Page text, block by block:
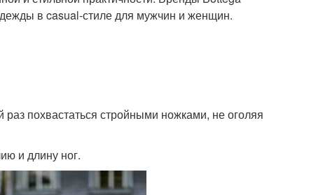
в casual-стиле для мужчин и женщин.
похвастаться стройными ножками, не оголяя
и длину ног.